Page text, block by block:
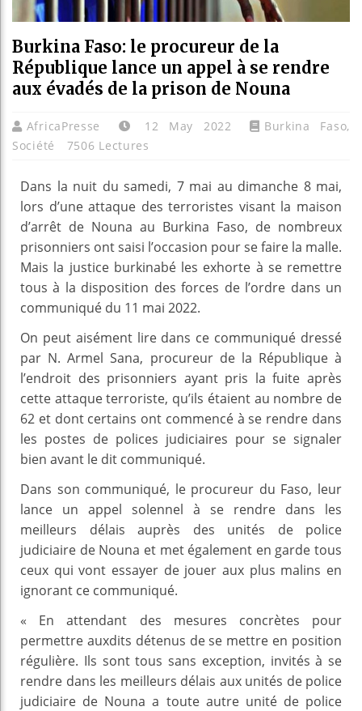
Burkina Faso: le procureur de la
République lance un appel à se rendre
aux évadés de la prison de Nouna
AfricaPresse 12 May 2022 Burkina Faso,
Société
7506 Lectures
Dans la nuit du samedi, 7 mai au dimanche 8 mai,
lors d’une attaque des terroristes visant la maison
d’arrêt de Nouna au Burkina Faso, de nombreux
prisonniers ont saisi l’occasion pour se faire la malle.
Mais la justice burkinabé les exhorte à se remettre
tous à la disposition des forces de l’ordre dans un
communiqué du 11 mai 2022.
On peut aisément lire dans ce communiqué dressé
par N. Armel Sana, procureur de la République à
l’endroit des prisonniers ayant pris la fuite après
cette attaque terroriste, qu’ils étaient au nombre de
62 et dont certains ont commencé à se rendre dans
les postes de polices judiciaires pour se signaler
bien avant le dit communiqué.
Dans son communiqué, le procureur du Faso, leur
lance un appel solennel à se rendre dans les
meilleurs délais auprès des unités de police
judiciaire de Nouna et met également en garde tous
ceux qui vont essayer de jouer aux plus malins en
ignorant ce communiqué.
« En attendant des mesures concrètes pour
permettre auxdits détenus de se mettre en position
régulière. Ils sont tous sans exception, invités à se
rendre dans les meilleurs délais aux unités de police
judiciaire de Nouna a toute autre unité de police